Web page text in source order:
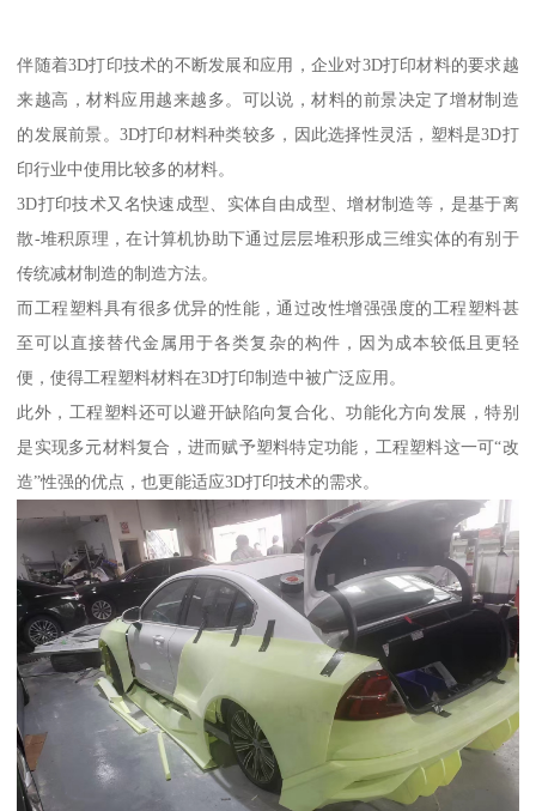
伴随着3D打印技术的不断发展和应用，企业对3D打印材料的要求越
来越高，材料应用越来越多。可以说，材料的前景决定了增材制造
的发展前景。3D打印材料种类较多，因此选择性灵活，塑料是3D打
印行业中使用比较多的材料。
3D打印技术又名快速成型、实体自由成型、增材制造等，是基于离
散-堆积原理，在计算机协助下通过层层堆积形成三维实体的有别于
传统减材制造的制造方法。
而工程塑料具有很多优异的性能，通过改性增强强度的工程塑料甚
至可以直接替代金属用于各类复杂的构件，因为成本较低且更轻
便，使得工程塑料材料在3D打印制造中被广泛应用。
此外，工程塑料还可以避开缺陷向复合化、功能化方向发展，特别
是实现多元材料复合，进而赋予塑料特定功能，工程塑料这一可“改
造”性强的优点，也更能适应3D打印技术的需求。